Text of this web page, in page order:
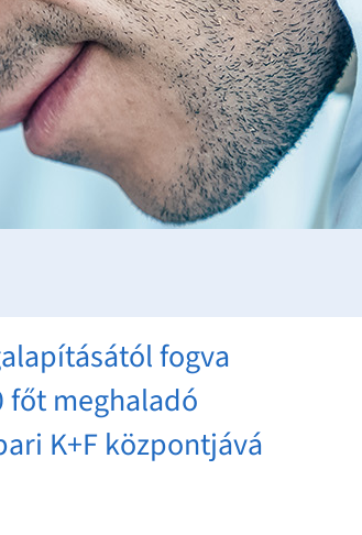
fogva
főt meghaladó
K+F központjává